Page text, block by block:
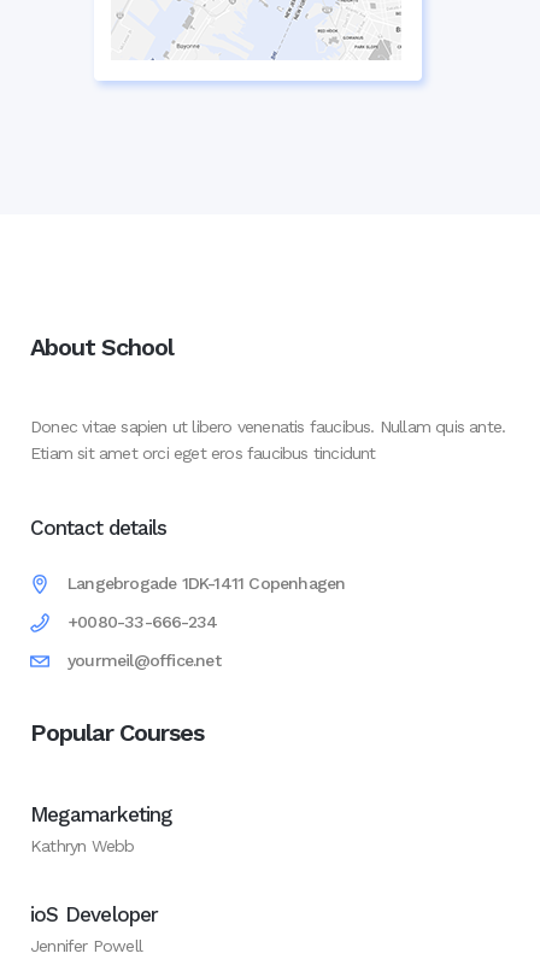
About School
Donec vitae sapien ut libero venenatis faucibus. Nullam quis ante.
Etiam sit amet orci eget eros faucibus tincidunt
Contact details
Langebrogade 1DK-1411 Copenhagen
+0080-33-666-234
yourmeil@office.net
Popular Courses
Megamarketing
Kathryn Webb
ioS Developer
Jennifer Powell